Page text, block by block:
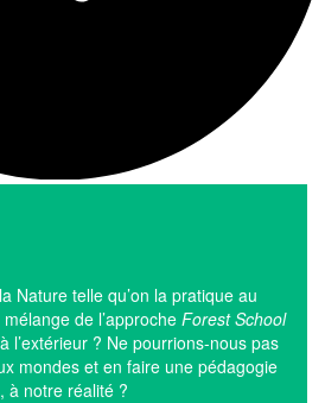
Nature telle qu’on la pratique au
de l’approche Forest School
l’extérieur ? Ne pourrions-nous pas
mondes et en faire une pédagogie
à notre réalité ?